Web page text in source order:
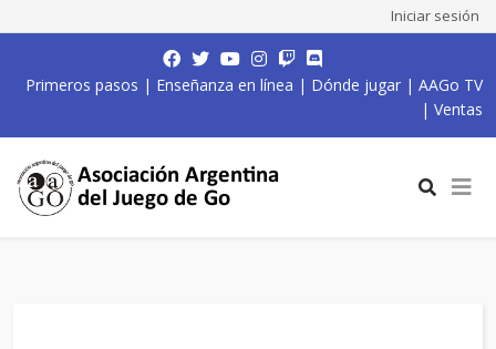
Iniciar sesión
Primeros pasos | Enseñanza en línea | Dónde jugar | AAGo TV
| Ventas